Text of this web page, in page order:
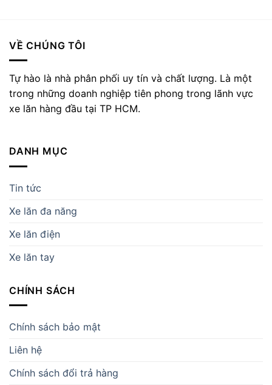
VỀ CHÚNG TÔI
Tự hào là nhà phân phối uy tín và chất lượng. Là một
trong những doanh nghiệp tiên phong trong lãnh vực
xe lăn hàng đầu tại TP HCM.
DANH MỤC
Tin tức
Xe lăn đa năng
Xe lăn điện
Xe lăn tay
CHÍNH SÁCH
Chính sách bảo mật
Liên hệ
Chính sách đổi trả hàng